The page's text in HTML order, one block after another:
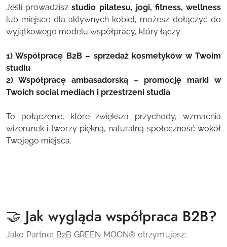
Jeśli prowadziszstudio pilatesu, jogi, fitness, wellness
lub miejsce dla aktywnych kobiet, możesz dołączyć do
wyjątkowego modelu współpracy, który łączy:
1) Współpracę B2B – sprzedaż kosmetyków w Twoim
studiu
2) Współpracę ambasadorską – promocję marki w
Twoich social mediach i przestrzeni studia
To połączenie, które zwiększa przychody, wzmacnia
wizerunek i tworzy piękną, naturalną społeczność wokół
Twojego miejsca.
🤝 Jak wygląda współpraca B2B?
Jako Partner B2B GREEN MOON® otrzymujesz: